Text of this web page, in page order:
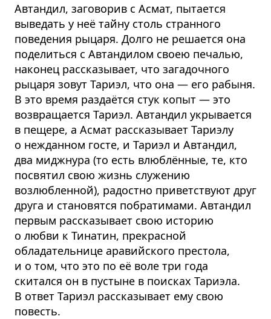
Автандил, заговорив с Асмат, пытается
выведать у неё тайну столь странного
поведения рыцаря. Долго не решается она
поделиться с Автандилом своею печалью,
наконец рассказывает, что загадочного
рыцаря зовут Тариэл, что она — его рабыня.
В это время раздаётся стук копыт — это
возвращается Тариэл. Автандил укрывается
в пещере, а Асмат рассказывает Тариэлу
о нежданном госте, и Тариэл и Автандил,
два миджнура (то есть влюблённые, те, кто
посвятил свою жизнь служению
возлюбленной), радостно приветствуют друг
друга и становятся побратимами. Автандил
первым рассказывает свою историю
о любви к Тинатин, прекрасной
обладательнице аравийского престола,
и о том, что это по её воле три года
скитался он в пустыне в поисках Тариэла.
В ответ Тариэл рассказывает ему свою
повесть.